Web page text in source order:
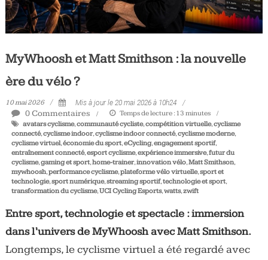
MyWhoosh et Matt Smithson : la nouvelle
ère du vélo ?
10 mai 2026 Mis à jour le 20 mai 2026 à 10h24
0 Commentaires Temps de lecture : 13 minutes
avatars cyclisme,communauté cycliste,compétition virtuelle,cyclisme
connecté,cyclisme indoor,cyclisme indoor connecté,cyclisme moderne,
cyclisme virtuel,économie du sport,eCycling,engagement sportif,
entraînement connecté,esport cyclisme,expérience immersive,futur du
cyclisme,gaming et sport,home-trainer,innovation vélo,Matt Smithson,
mywhoosh,performance cyclisme,plateforme vélo virtuelle,sport et
technologie,sport numérique,streaming sportif,technologie et sport,
transformation du cyclisme,UCI Cycling Esports,watts,zwift
Entre sport, technologie et spectacle : immersion
dans l’univers de MyWhoosh avec Matt Smithson.
Longtemps, le cyclisme virtuel a été regardé avec